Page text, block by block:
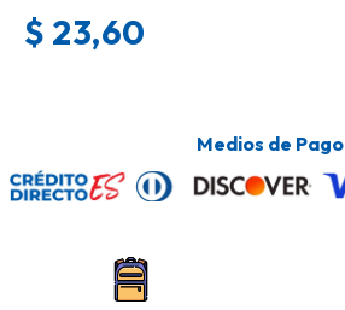
$ 23,60
Medios de Pago